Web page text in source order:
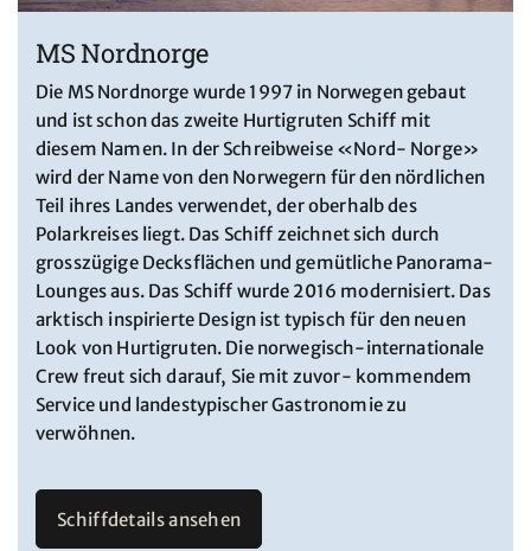
MS Nordnorge
Die MS Nordnorge wurde 1997 in Norwegen gebaut
und ist schon das zweite Hurtigruten Schiff mit
diesem Namen. In der Schreibweise «Nord- Norge»
wird der Name von den Norwegern für den nördlichen
Teil ihres Landes verwendet, der oberhalb des
Polarkreises liegt. Das Schiff zeichnet sich durch
grosszügige Decksflächen und gemütliche Panorama-
Lounges aus. Das Schiff wurde 2016 modernisiert. Das
arktisch inspirierte Design ist typisch für den neuen
Look von Hurtigruten. Die norwegisch-internationale
Crew freut sich darauf, Sie mit zuvor- kommendem
Service und landestypischer Gastronomie zu
verwöhnen.
Schiffdetails ansehen